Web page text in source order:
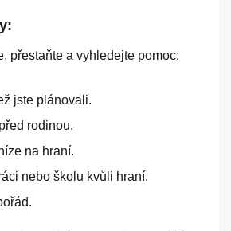
přestaňte a vyhledejte pomoc:
jste plánovali.
rodinou.
na hraní.
nebo školu kvůli hraní.